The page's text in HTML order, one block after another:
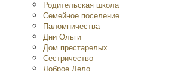
Родительская школа
Семейное поселение
Паломничества
Дни Ольги
Дом престарелых
Сестричество
Доброе Дело